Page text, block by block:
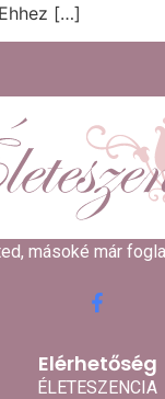
[…]
másoké már
Elérhetőség
ÉLETESZENCIA